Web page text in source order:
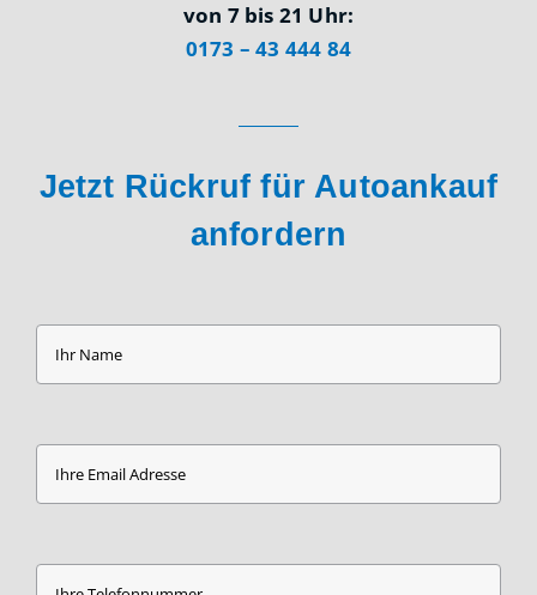
von 7 bis 21 Uhr:
0173 – 43 444 84
Jetzt Rückruf für Autoankauf
anfordern